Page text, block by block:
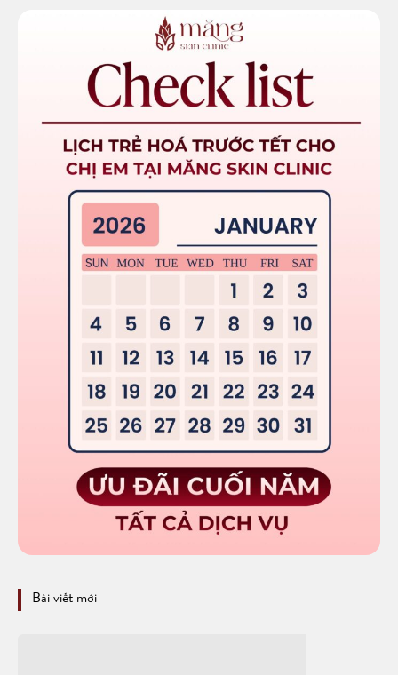
Bài viết mới